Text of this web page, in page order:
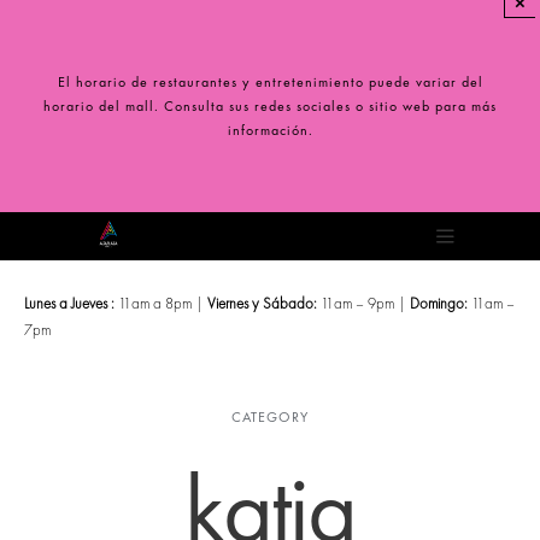
contenidoEl horario de restaurantes y entretenimiento puede variar del
horario del mall. Consulta sus redes sociales o sitio web para más
información.
Toggle
Lunes a Jueves :11am a 8pm | Viernes y Sábado:11am – 9pm | Domingo:11am –
7pm
CATEGORY
katia